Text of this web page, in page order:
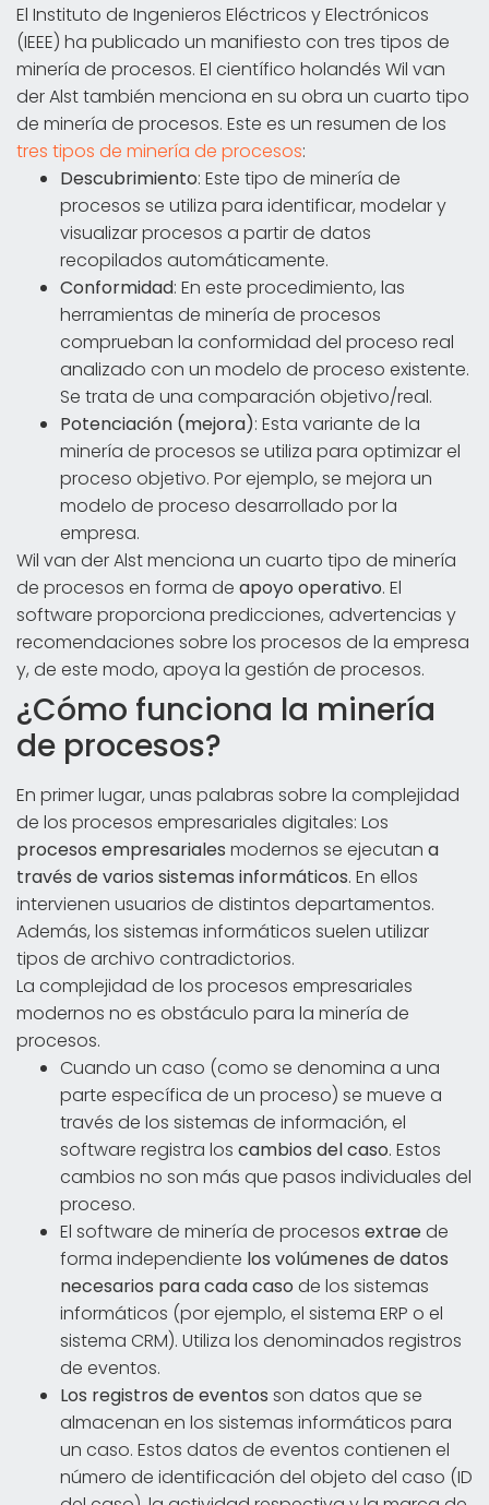
El Instituto de Ingenieros Eléctricos y Electrónicos
(IEEE) ha publicado un manifiesto con tres tipos de
minería de procesos. El científico holandés Wil van
der Alst también menciona en su obra un cuarto tipo
de minería de procesos. Este es un resumen de los
tres tipos de minería de procesos:
Descubrimiento: Este tipo de minería de
procesos se utiliza para identificar, modelar y
visualizar procesos a partir de datos
recopilados automáticamente.
Conformidad: En este procedimiento, las
herramientas de minería de procesos
comprueban la conformidad del proceso real
analizado con un modelo de proceso existente.
Se trata de una comparación objetivo/real.
Potenciación (mejora): Esta variante de la
minería de procesos se utiliza para optimizar el
proceso objetivo. Por ejemplo, se mejora un
modelo de proceso desarrollado por la
empresa.
Wil van der Alst menciona un cuarto tipo de minería
de procesos en forma de apoyo operativo. El
software proporciona predicciones, advertencias y
recomendaciones sobre los procesos de la empresa
y, de este modo, apoya la gestión de procesos.
¿Cómo funciona la minería
de procesos?
En primer lugar, unas palabras sobre la complejidad
de los procesos empresariales digitales: Los
procesos empresariales modernos se ejecutan a
través de varios sistemas informáticos. En ellos
intervienen usuarios de distintos departamentos.
Además, los sistemas informáticos suelen utilizar
tipos de archivo contradictorios.
La complejidad de los procesos empresariales
modernos no es obstáculo para la minería de
procesos.
Cuando un caso (como se denomina a una
parte específica de un proceso) se mueve a
través de los sistemas de información, el
software registra los cambios del caso. Estos
cambios no son más que pasos individuales del
proceso.
El software de minería de procesos extraede
forma independiente los volúmenes de datos
necesarios para cada caso de los sistemas
informáticos (por ejemplo, el sistema ERP o el
sistema CRM). Utiliza los denominados registros
de eventos.
Los registros de eventos son datos que se
almacenan en los sistemas informáticos para
un caso. Estos datos de eventos contienen el
número de identificación del objeto del caso (ID